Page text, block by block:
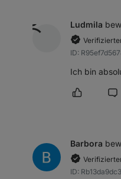
Ludmila
ID:
Ich bin
Rezension
Barbora
ID: